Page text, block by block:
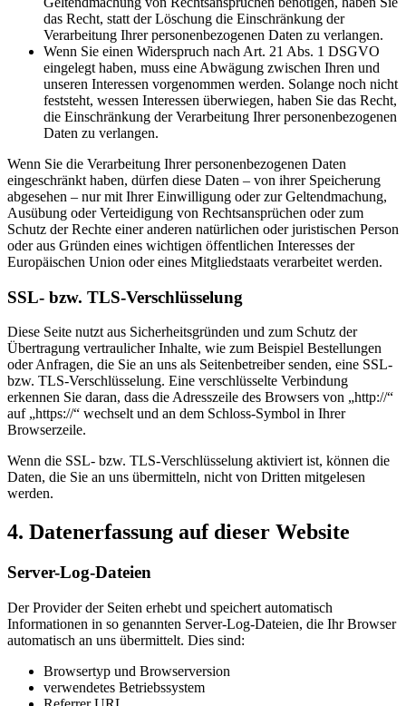
das Recht, statt der Löschung die Einschränkung der
Verarbeitung Ihrer personenbezogenen Daten zu verlangen.
Wenn Sie einen Widerspruch nach Art. 21 Abs. 1 DSGVO
eingelegt haben, muss eine Abwägung zwischen Ihren und
unseren Interessen vorgenommen werden. Solange noch nicht
feststeht, wessen Interessen überwiegen, haben Sie das Recht,
die Einschränkung der Verarbeitung Ihrer personenbezogenen
Daten zu verlangen.
Wenn Sie die Verarbeitung Ihrer personenbezogenen Daten
eingeschränkt haben, dürfen diese Daten – von ihrer Speicherung
abgesehen – nur mit Ihrer Einwilligung oder zur Geltendmachung,
Ausübung oder Verteidigung von Rechtsansprüchen oder zum
Schutz der Rechte einer anderen natürlichen oder juristischen Person
oder aus Gründen eines wichtigen öffentlichen Interesses der
Europäischen Union oder eines Mitgliedstaats verarbeitet werden.
SSL- bzw. TLS-Verschlüsselung
Diese Seite nutzt aus Sicherheitsgründen und zum Schutz der
Übertragung vertraulicher Inhalte, wie zum Beispiel Bestellungen
oder Anfragen, die Sie an uns als Seitenbetreiber senden, eine SSL-
bzw. TLS-Verschlüsselung. Eine verschlüsselte Verbindung
erkennen Sie daran, dass die Adresszeile des Browsers von „http://“
auf „https://“ wechselt und an dem Schloss-Symbol in Ihrer
Browserzeile.
Wenn die SSL- bzw. TLS-Verschlüsselung aktiviert ist, können die
Daten, die Sie an uns übermitteln, nicht von Dritten mitgelesen
werden.
4. Datenerfassung auf dieser Website
Server-Log-Dateien
Der Provider der Seiten erhebt und speichert automatisch
Informationen in so genannten Server-Log-Dateien, die Ihr Browser
automatisch an uns übermittelt. Dies sind:
Browsertyp und Browserversion
verwendetes Betriebssystem